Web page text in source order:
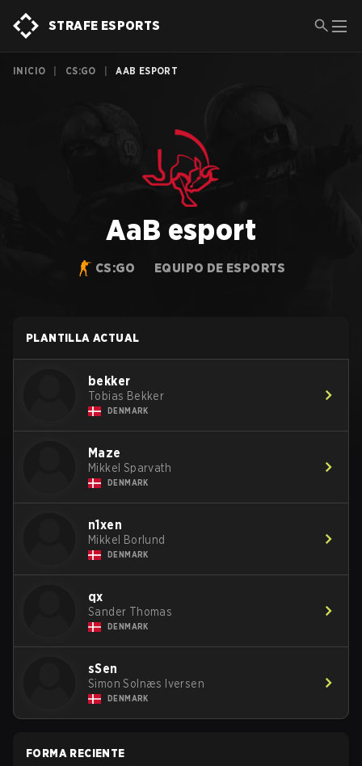
STRAFE ESPORTS
INICIO CS:GO AAB ESPORT
AaB esport
CS:GO EQUIPO DE ESPORTS
PLANTILLA ACTUAL
bekker
Tobias Bekker
DENMARK
Maze
Mikkel Sparvath
DENMARK
n1xen
Mikkel Borlund
DENMARK
qx
Sander Thomas
DENMARK
sSen
Simon Solnæs Iversen
DENMARK
FORMA RECIENTE